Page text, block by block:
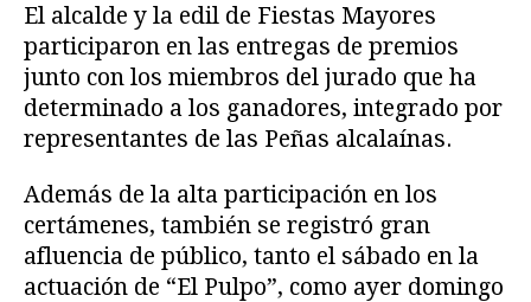
El alcalde y la edil de Fiestas Mayores
participaron en las entregas de premios
junto con los miembros del jurado que ha
determinado a los ganadores, integrado por
representantes de las Peñas alcalaínas.
Además de la alta participación en los
certámenes, también se registró gran
afluencia de público, tanto el sábado en la
actuación de “El Pulpo”, como ayer domingo